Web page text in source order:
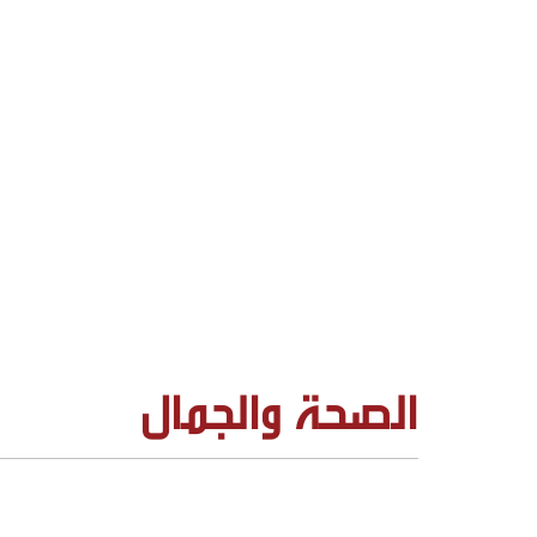
الصحة والجمال